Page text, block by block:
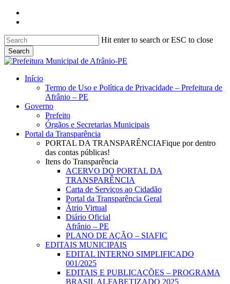
Skip
content
Hit enter to search or ESC to close
Search
Close
search
Menu
Início
Termo de Uso e Política de Privacidade – Prefeitura de
Afrânio – PE
Governo
Prefeito
Órgãos e Secretarias Municipais
Portal da Transparência
PORTAL DA TRANSPARÊNCIAFique por dentro
das contas públicas!
Itens do Transparência
ACERVO DO PORTAL DA
TRANSPARÊNCIA
Carta de Serviços ao Cidadão
Portal da Transparência Geral
Átrio Virtual
Diário Oficial
Afrânio – PE
PLANO DE AÇÃO – SIAFIC
EDITAIS MUNICIPAIS
EDITAL INTERNO SIMPLIFICADO
001/2025
EDITAIS E PUBLICAÇÕES – PROGRAMA
BRASIL ALFABETIZADO 2025